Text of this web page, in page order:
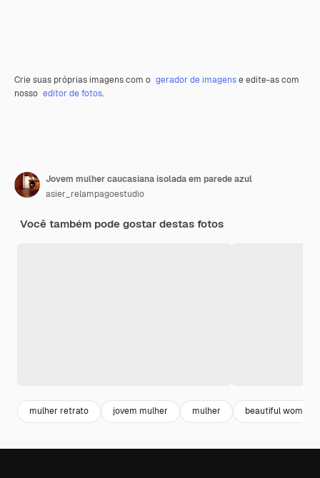
Crie suas próprias imagens com o gerador de imagense edite-as com
nosso editor de fotos.
Jovem mulher caucasiana isolada em parede azul
asier_relampagoestudio
Você também pode gostar destas fotos
mulher retrato jovem mulher mulher beautiful woman